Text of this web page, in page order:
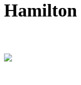
Hamilton